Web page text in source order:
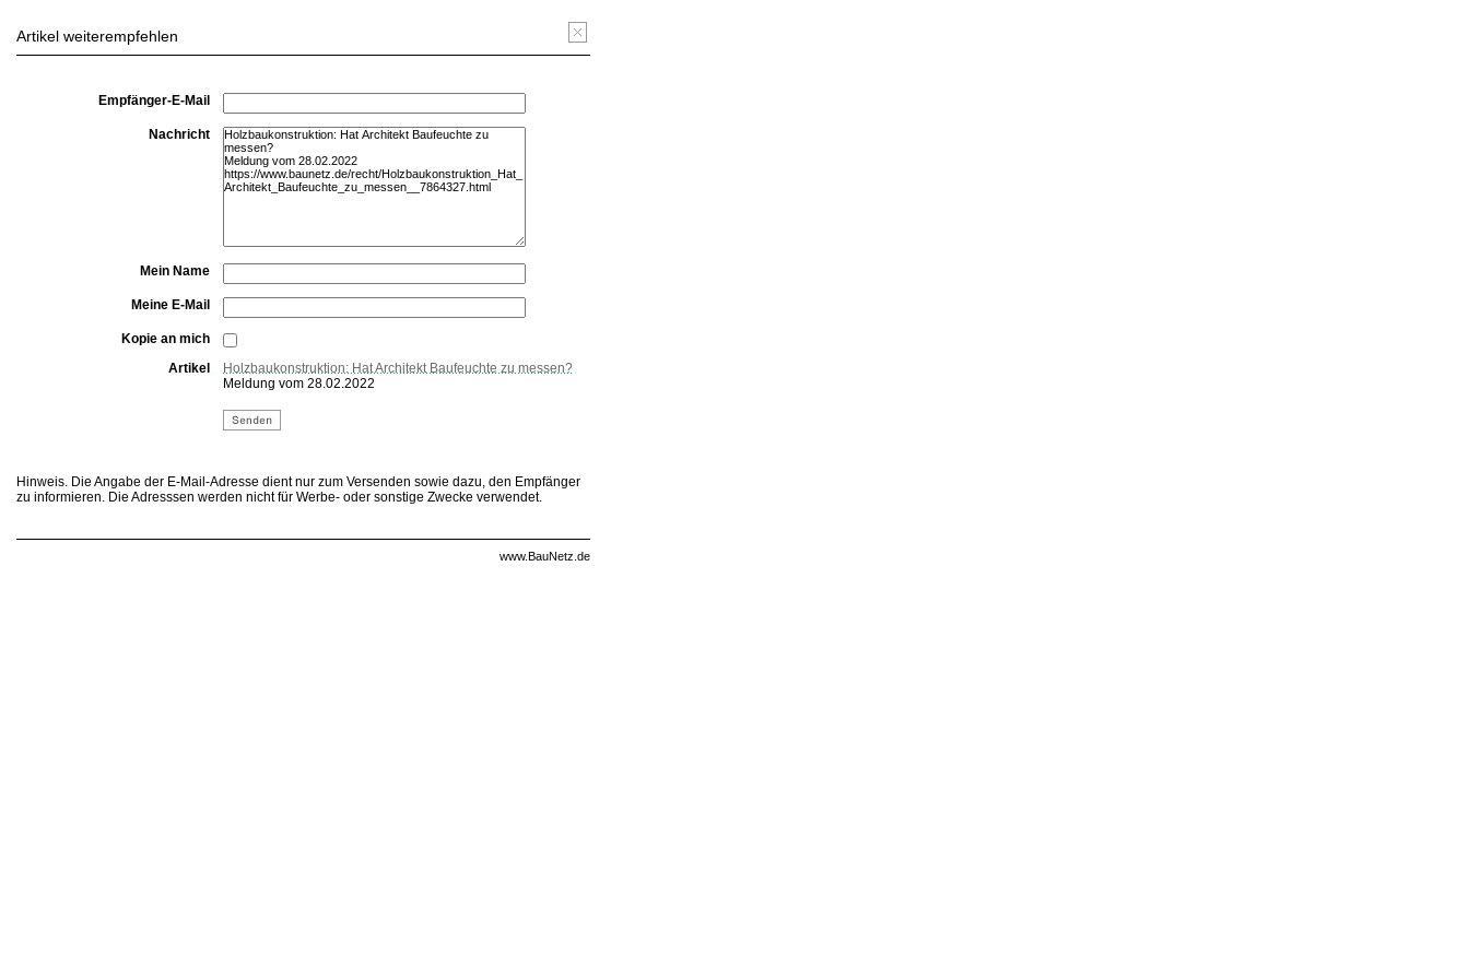
Artikel weiterempfehlen
Empfänger-E-Mail
Nachricht
Mein Name
Meine E-Mail
Kopie an mich
Artikel
Holzbaukonstruktion: Hat Architekt Baufeuchte zu messen?
Meldung vom 28.02.2022
Hinweis. Die Angabe der E-Mail-Adresse dient nur zum Versenden sowie dazu, den Empfänger
zu informieren. Die Adresssen werden nicht für Werbe- oder sonstige Zwecke verwendet.
www.BauNetz.de